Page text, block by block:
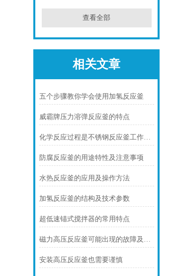
查看全部
相关文章
五个步骤教你学会使用加氢反应釜
威霸牌压力溶弹反应釜的特点
化学反应过程是不锈钢反应釜工作的本质过程
防腐反应釜的用途特性及注意事项
水热反应釜的应用及操作方法
加氢反应釜的结构及技术参数
超低速锚式搅拌器的常用特点
磁力高压反应釜可能出现的故障及解决办法
安装高压反应釜也需要谨慎